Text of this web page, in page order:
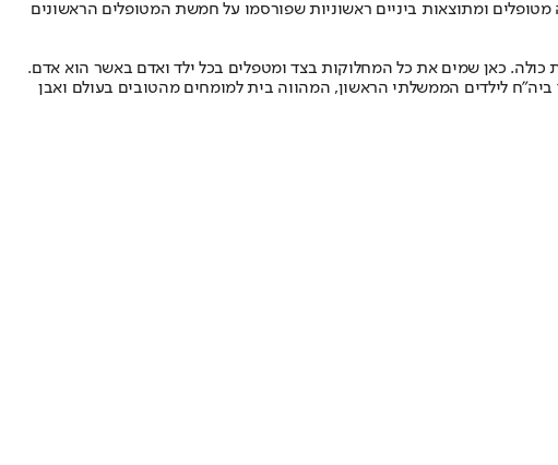
ומתוצאות ביניים ראשוניות שפורסמו על חמשת המטופלים הראשונים
כולה. כאן שמים את כל המחלוקות בצד ומטפלים בכל ילד ואדם באשר הוא אדם.
הבריאות, בקידום שוויון בבריאות בין המרכז לפריפריה ובהובלת רפואת העתיד. בשנת ה־75 לישראל נוסד ביה"ח לילדים הממשלתי הראשון, המהווה בית למומחים מהטובים בעולם ואבן